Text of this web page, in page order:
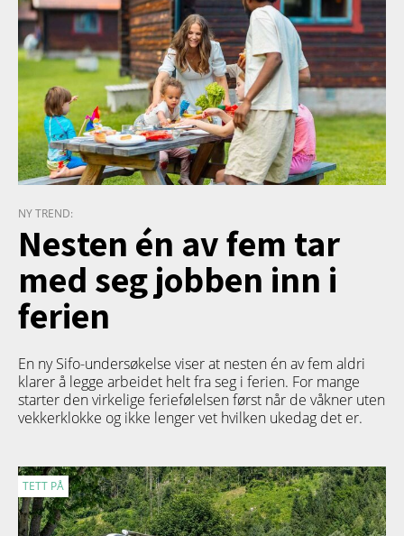
NY TREND:
Nesten én av fem tar
med seg jobben inn i
ferien
En ny Sifo-undersøkelse viser at nesten én av fem aldri
klarer å legge arbeidet helt fra seg i ferien. For mange
starter den virkelige feriefølelsen først når de våkner uten
vekkerklokke og ikke lenger vet hvilken ukedag det er.
TETT PÅ